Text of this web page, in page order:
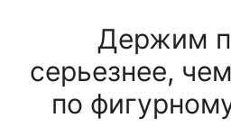
Держим
серьезнее,
по